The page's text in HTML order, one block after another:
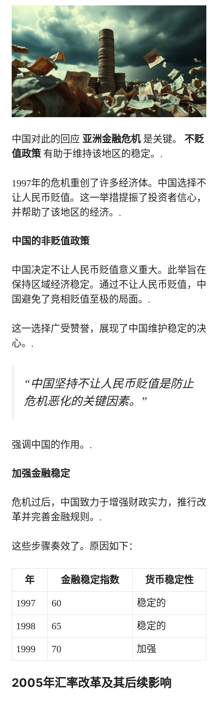
中国对此的回应 亚洲金融危机是关键。 不贬
值政策 有助于维持该地区的稳定。.
1997年的危机重创了许多经济体。中国选择不
让人民币贬值。这一举措提振了投资者信心，
并帮助了该地区的经济。.
中国的非贬值政策
中国决定不让人民币贬值意义重大。此举旨在
保持区域经济稳定。通过不让人民币贬值，中
国避免了竞相贬值至极的局面。.
这一选择广受赞誉，展现了中国维护稳定的决
心。.
“中国坚持不让人民币贬值是防止
危机恶化的关键因素。”
强调中国的作用。.
加强金融稳定
危机过后，中国致力于增强财政实力，推行改
革并完善金融规则。.
这些步骤奏效了。原因如下：
年 金融稳定指数 货币稳定性
1997 60 稳定的
1998 65 稳定的
1999 70 加强
2005年汇率改革及其后续影响